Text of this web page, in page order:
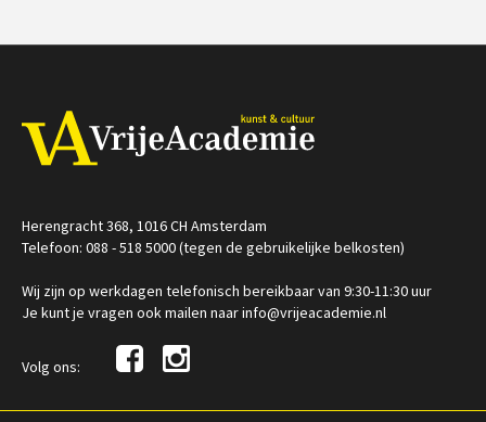
Herengracht 368, 1016 CH Amsterdam
Telefoon: 088 - 518 5000 (tegen de gebruikelijke belkosten)
Wij zijn op werkdagen telefonisch bereikbaar van 9:30-11:30 uur
Je kunt je vragen ook mailen naar info@vrijeacademie.nl
Volg ons: